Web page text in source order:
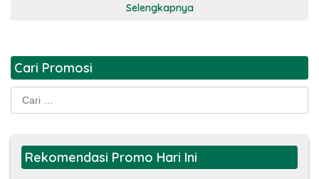
Selengkapnya
Cari Promosi
Rekomendasi Promo Hari Ini